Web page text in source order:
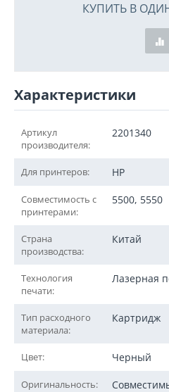
КУПИТЬ В
Характеристики
Артикул
производителя:
2201340
Для принтеров: HP
Совместимость с
принтерами:
5500, 5550
Страна
производства:
Китай
Технология
печати:
Лазерная
Тип расходного
материала:
Картридж
Цвет: Черный
Оригинальность: